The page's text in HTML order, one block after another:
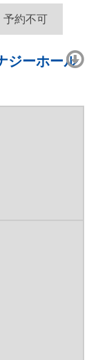
予約不可
ジーホール